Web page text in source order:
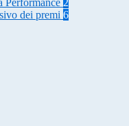
Performance 2
dei premi 6